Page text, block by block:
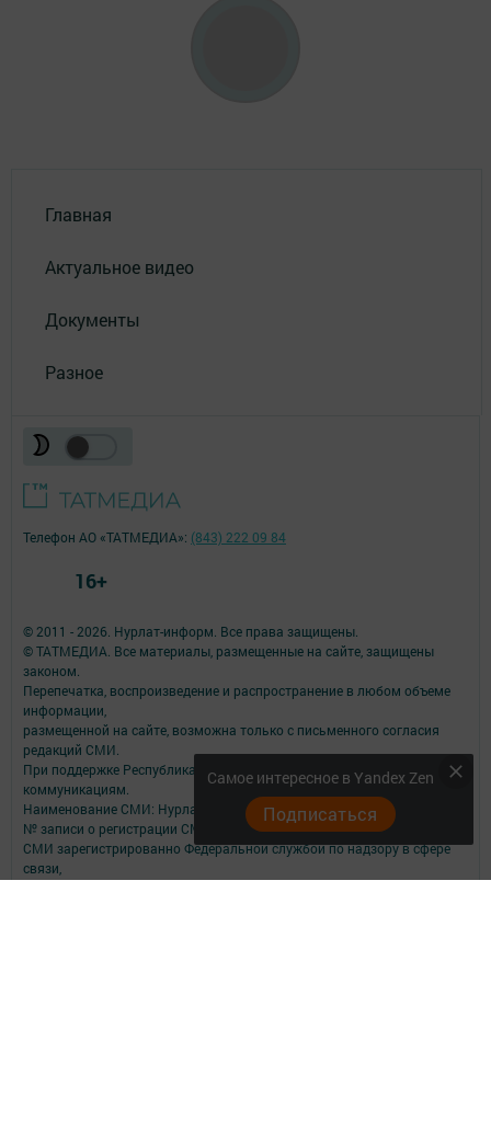
Главная
Актуальное видео
Документы
Разное
Самое интересное в Yandex Zen
Подписаться
© 2011 - 2026. Нурлат-⁠информ. Все права защищены.
© ТАТМЕДИА. Все материалы, размещенные на сайте, защищены
законом.
Перепечатка, воспроизведение и распространение в любом объеме
информации,
размещенной на сайте, возможна только с письменного согласия
редакций СМИ.
При поддержке Республиканского агентства по печати и массовым
коммуникациям.
Наименование СМИ: Нурлат-⁠информ
№ записи о регистрации СМИ, дата: ЭЛ № ФС 77 -⁠ 73782 от 05.10.2018
СМИ зарегистрированно Федеральной службой по надзору в сфере
связи,
Телефон АО «ТАТМЕДИА»: (843) 222 09 84
16+